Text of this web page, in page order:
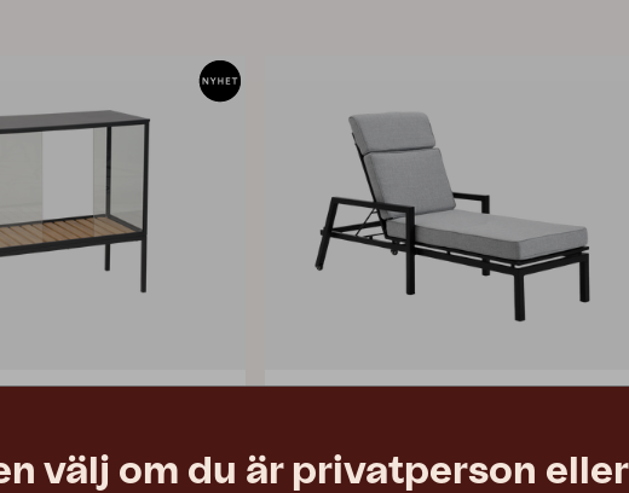
W71 D191 H95 cm
välj om du är privatperson eller